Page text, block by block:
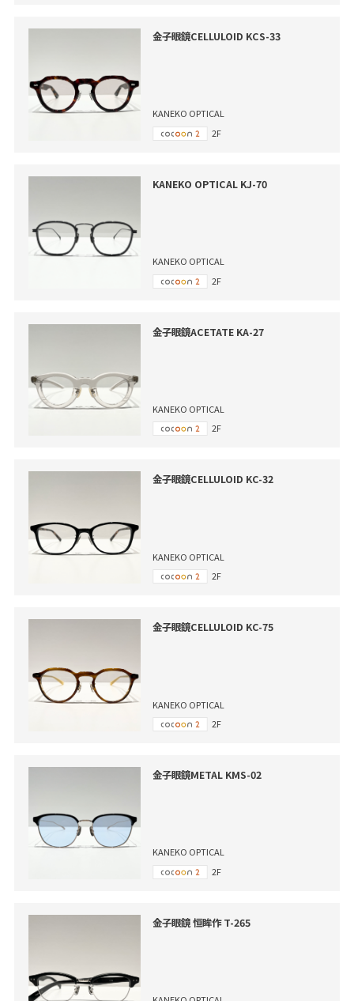
金子眼鏡CELLULOID KCS-33
KANEKO OPTICAL
2F
KANEKO OPTICAL KJ-70
KANEKO OPTICAL
2F
金子眼鏡ACETATE KA-27
KANEKO OPTICAL
2F
金子眼鏡CELLULOID KC-32
KANEKO OPTICAL
2F
金子眼鏡CELLULOID KC-75
KANEKO OPTICAL
2F
金子眼鏡METAL KMS-02
KANEKO OPTICAL
2F
金子眼鏡 恒眸作 T-265